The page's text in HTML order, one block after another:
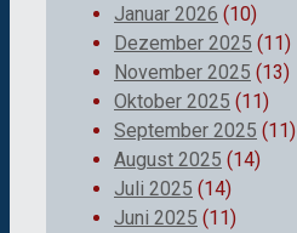
Januar 2026 (10)
Dezember 2025 (11)
November 2025 (13)
Oktober 2025 (11)
September 2025 (11)
August 2025 (14)
Juli 2025 (14)
Juni 2025 (11)